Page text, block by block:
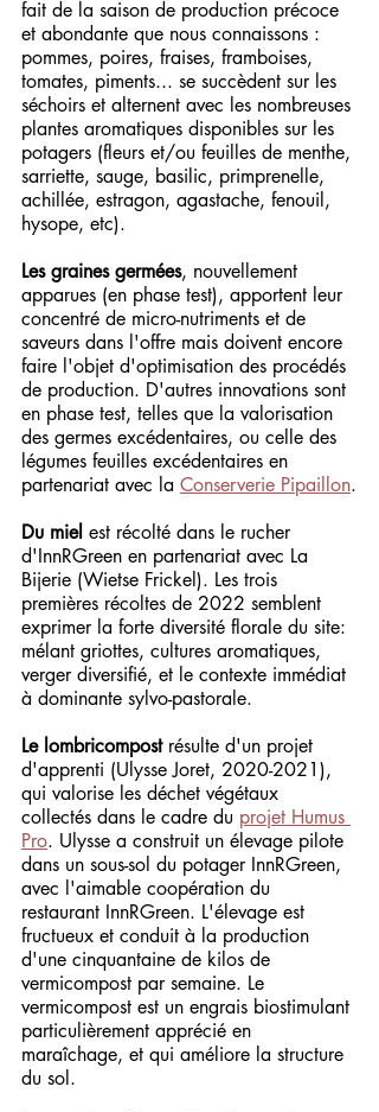
fait de la saison de production précoce
et abondante que nous connaissons :
pommes, poires, fraises, framboises,
tomates, piments... se succèdent sur les
séchoirs et alternent avec les nombreuses
plantes aromatiques disponibles sur les
potagers (fleurs et/ou feuilles de menthe,
sarriette, sauge, basilic, primprenelle,
achillée, estragon, agastache, fenouil,
hysope, etc).
Les graines germées, nouvellement
apparues (en phase test), apportent leur
concentré de micro-nutriments et de
saveurs dans l'offre mais doivent encore
faire l'objet d'optimisation des procédés
de production. D'autres innovations sont
en phase test, telles que la valorisation
des germes excédentaires, ou celle des
légumes feuilles excédentaires en
partenariat avec la Conserverie Pipaillon.
Du miel est récolté dans le rucher
d'InnRGreen en partenariat avec La
Bijerie (Wietse Frickel). Les trois
premières récoltes de 2022 semblent
exprimer la forte diversité florale du site:
mélant griottes, cultures aromatiques,
verger diversifié, et le contexte immédiat
à dominante sylvo-pastorale.
Le lombricompost résulte d'un projet
d'apprenti (Ulysse Joret, 2020-2021),
qui valorise les déchet végétaux
collectés dans le cadre du projet Humus
Pro. Ulysse a construit un élevage pilote
dans un sous-sol du potager InnRGreen,
avec l'aimable coopération du
restaurant InnRGreen. L'élevage est
fructueux et conduit à la production
d'une cinquantaine de kilos de
vermicompost par semaine. Le
vermicompost est un engrais biostimulant
particulièrement apprécié en
maraîchage, et qui améliore la structure
du sol.